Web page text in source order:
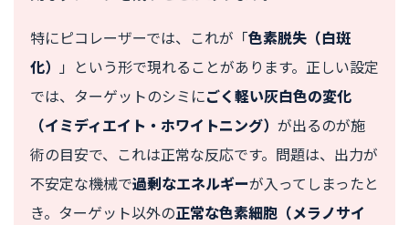
特にピコレーザーでは、これが「色素脱失（白斑
化） 」という形で現れることがあります。正しい設定
では、ターゲットのシミにごく軽い灰白色の変化
（イミディエイト・ホワイトニング） が出るのが施
術の目安で、これは正常な反応です。問題は、出力が
不安定な機械で過剰なエネルギーが入ってしまったと
き。ターゲット以外の正常な色素細胞（メラノサイ